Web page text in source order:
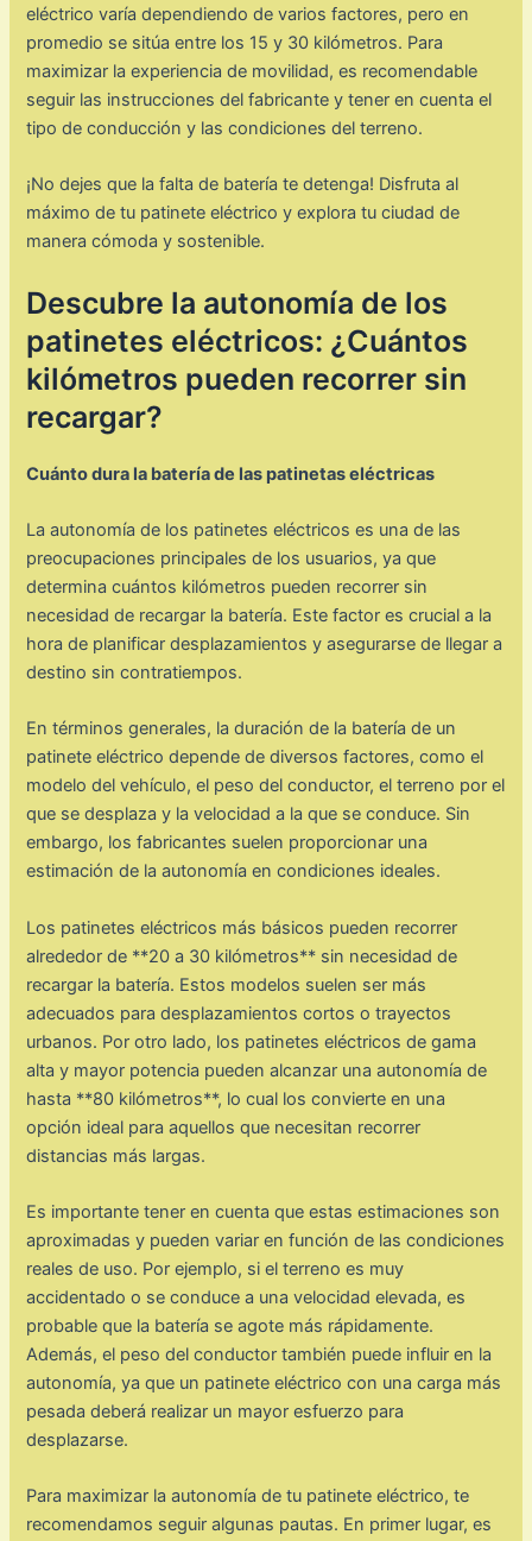
eléctrico varía dependiendo de varios factores, pero en
promedio se sitúa entre los 15 y 30 kilómetros. Para
maximizar la experiencia de movilidad, es recomendable
seguir las instrucciones del fabricante y tener en cuenta el
tipo de conducción y las condiciones del terreno.
¡No dejes que la falta de batería te detenga! Disfruta al
máximo de tu patinete eléctrico y explora tu ciudad de
manera cómoda y sostenible.
Descubre la autonomía de los
patinetes eléctricos: ¿Cuántos
kilómetros pueden recorrer sin
recargar?
Cuánto dura la batería de las patinetas eléctricas
La autonomía de los patinetes eléctricos es una de las
preocupaciones principales de los usuarios, ya que
determina cuántos kilómetros pueden recorrer sin
necesidad de recargar la batería. Este factor es crucial a la
hora de planificar desplazamientos y asegurarse de llegar a
destino sin contratiempos.
En términos generales, la duración de la batería de un
patinete eléctrico depende de diversos factores, como el
modelo del vehículo, el peso del conductor, el terreno por el
que se desplaza y la velocidad a la que se conduce. Sin
embargo, los fabricantes suelen proporcionar una
estimación de la autonomía en condiciones ideales.
Los patinetes eléctricos más básicos pueden recorrer
alrededor de **20 a 30 kilómetros** sin necesidad de
recargar la batería. Estos modelos suelen ser más
adecuados para desplazamientos cortos o trayectos
urbanos. Por otro lado, los patinetes eléctricos de gama
alta y mayor potencia pueden alcanzar una autonomía de
hasta **80 kilómetros**, lo cual los convierte en una
opción ideal para aquellos que necesitan recorrer
distancias más largas.
Es importante tener en cuenta que estas estimaciones son
aproximadas y pueden variar en función de las condiciones
reales de uso. Por ejemplo, si el terreno es muy
accidentado o se conduce a una velocidad elevada, es
probable que la batería se agote más rápidamente.
Además, el peso del conductor también puede influir en la
autonomía, ya que un patinete eléctrico con una carga más
pesada deberá realizar un mayor esfuerzo para
desplazarse.
Para maximizar la autonomía de tu patinete eléctrico, te
recomendamos seguir algunas pautas. En primer lugar, es